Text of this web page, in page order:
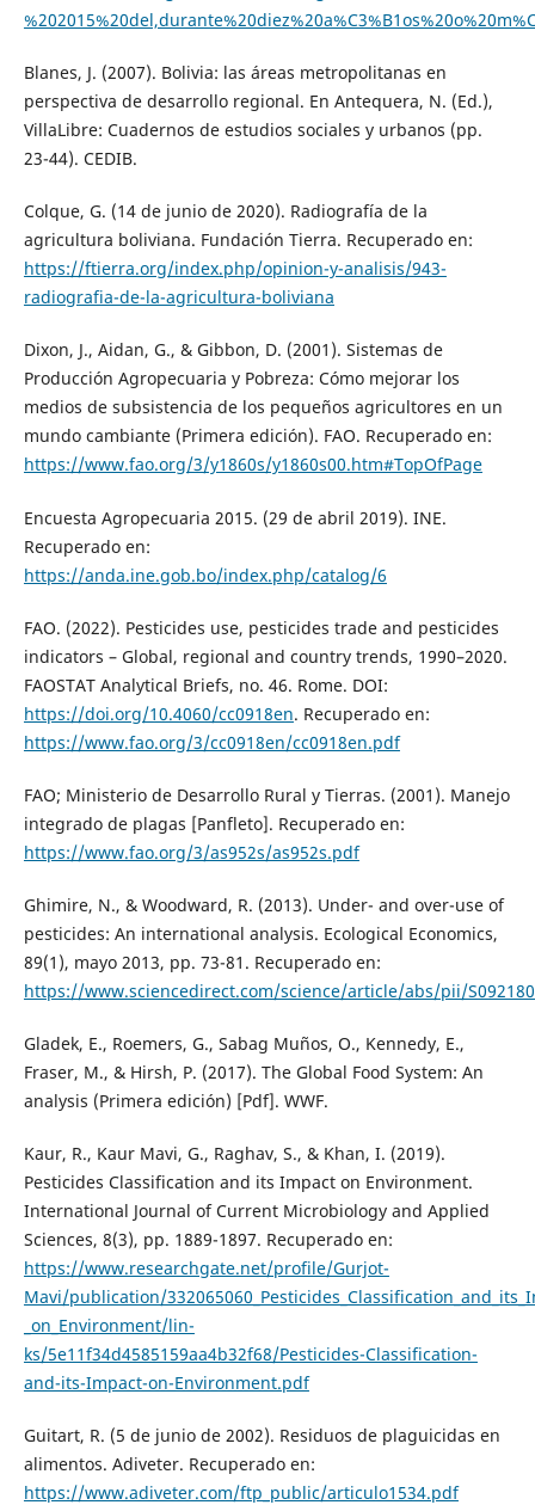
Blanes, J. (2007). Bolivia: las áreas metropolitanas en
perspectiva de desarrollo regional. En Antequera, N. (Ed.),
VillaLibre: Cuadernos de estudios sociales y urbanos (pp.
23-44). CEDIB.
Colque, G. (14 de junio de 2020). Radiografía de la
agricultura boliviana. Fundación Tierra. Recuperado en:
https://ftierra.org/index.php/opinion-y-analisis/943-
radiografia-de-la-agricultura-boliviana
Dixon, J., Aidan, G., & Gibbon, D. (2001). Sistemas de
Producción Agropecuaria y Pobreza: Cómo mejorar los
medios de subsistencia de los pequeños agricultores en un
mundo cambiante (Primera edición). FAO. Recuperado en:
https://www.fao.org/3/y1860s/y1860s00.htm#TopOfPage
Encuesta Agropecuaria 2015. (29 de abril 2019). INE.
Recuperado en:
https://anda.ine.gob.bo/index.php/catalog/6
FAO. (2022). Pesticides use, pesticides trade and pesticides
indicators – Global, regional and country trends, 1990–2020.
FAOSTAT Analytical Briefs, no. 46. Rome. DOI:
https://doi.org/10.4060/cc0918en. Recuperado en:
https://www.fao.org/3/cc0918en/cc0918en.pdf
FAO; Ministerio de Desarrollo Rural y Tierras. (2001). Manejo
integrado de plagas [Panfleto]. Recuperado en:
https://www.fao.org/3/as952s/as952s.pdf
Ghimire, N., & Woodward, R. (2013). Under- and over-use of
pesticides: An international analysis. Ecological Economics,
89(1), mayo 2013, pp. 73-81. Recuperado en:
https://www.sciencedirect.com/science/article/abs/pii/
Gladek, E., Roemers, G., Sabag Muños, O., Kennedy, E.,
Fraser, M., & Hirsh, P. (2017). The Global Food System: An
analysis (Primera edición) [Pdf]. WWF.
Kaur, R., Kaur Mavi, G., Raghav, S., & Khan, I. (2019).
Pesticides Classification and its Impact on Environment.
International Journal of Current Microbiology and Applied
Sciences, 8(3), pp. 1889-1897. Recuperado en:
https://www.researchgate.net/profile/Gurjot-
Mavi/publication/
_on_Environment/lin-
ks/5e11f34d4585159aa4b32f68/Pesticides-Classification-
and-its-Impact-on-Environment.pdf
Guitart, R. (5 de junio de 2002). Residuos de plaguicidas en
alimentos. Adiveter. Recuperado en:
https://www.adiveter.com/ftp_public/articulo1534.pdf